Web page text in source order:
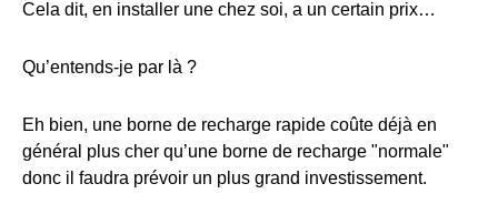
Cela dit, en installer une chez soi, a un certain prix…
Qu’entends-je par là ?
Eh bien, une borne de recharge rapide coûte déjà en
général plus cher qu’une borne de recharge "normale"
donc il faudra prévoir un plus grand investissement.